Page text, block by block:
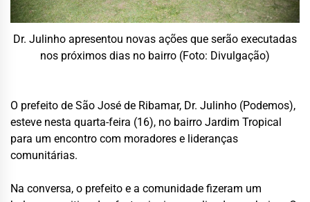
Dr. Julinho apresentou novas ações que serão executadas
nos próximos dias no bairro (Foto: Divulgação)
O prefeito de São José de Ribamar, Dr. Julinho (Podemos),
esteve nesta quarta-feira (16), no bairro Jardim Tropical
para um encontro com moradores e lideranças
comunitárias.
Na conversa, o prefeito e a comunidade fizeram um